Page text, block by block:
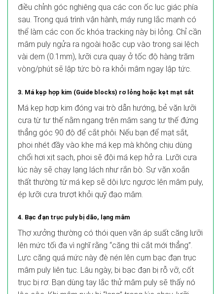
điều chỉnh góc nghiêng qua các con ốc lục giác phía
sau. Trong quá trình vận hành, máy rung lắc mạnh có
thể làm các con ốc khóa tracking này bị lỏng. Chỉ cần
mâm puly ngửa ra ngoài hoặc cụp vào trong sai lệch
vài dem (0.1mm), lưỡi cưa quay ở tốc độ hàng trăm
vòng/phút sẽ lập tức bò ra khỏi mâm ngay lập tức.
3. Má kẹp hợp kim (Guide blocks) rơ lỏng hoặc kẹt mạt sắt
Má kẹp hợp kim đóng vai trò dẫn hướng, bẻ vặn lưỡi
cưa từ tư thế nằm ngang trên mâm sang tư thế đứng
thẳng góc 90 độ để cắt phôi. Nếu bạn để mạt sắt,
phoi nhét đầy vào khe má kẹp mà không chịu dùng
chổi hơi xịt sạch, phoi sẽ đội má kẹp hở ra. Lưỡi cưa
lúc này sẽ chạy lạng lách như rắn bò. Sự vặn xoắn
thất thường từ má kẹp sẽ dội lực ngược lên mâm puly,
ép lưỡi cưa trượt khỏi quỹ đạo mâm.
4. Bạc đạn trục puly bị dão, lạng mâm
Thợ xưởng thường có thói quen vặn áp suất căng lưỡi
lên mức tối đa vì nghĩ rằng “căng thì cắt mới thẳng”.
Lực căng quá mức này đè nén lên cụm bạc đạn trục
mâm puly liên tục. Lâu ngày, bi bạc đạn bị rỗ vỡ, cốt
trục bị rơ. Bạn dùng tay lắc thử mâm puly sẽ thấy nó